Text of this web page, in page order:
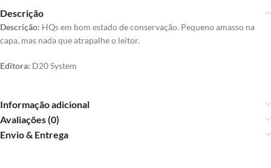
Descrição
Descrição: HQs em bom estado de conservação. Pequeno amasso na
capa, mas nada que atrapalhe o leitor.
Editora: D20 System
Informação adicional
Avaliações (0)
Envio & Entrega